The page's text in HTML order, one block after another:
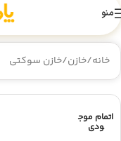
منو
خانه/خازن/خازن سوکتی
اتمام موج
ودی